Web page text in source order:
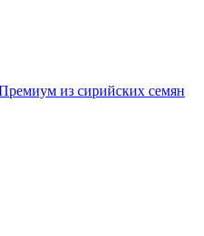
из сирийских семян